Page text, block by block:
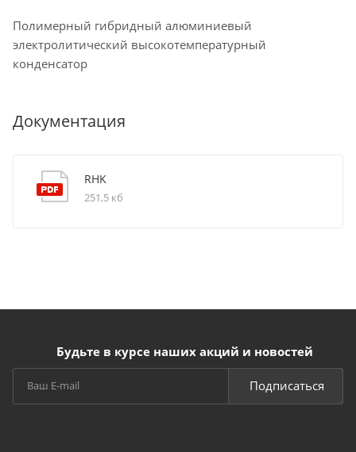
Полимерный гибридный алюминиевый
электролитический высокотемпературный
конденсатор
Документация
RHK
251,5 кб
Будьте в курсе наших акций и новостей
Подписаться